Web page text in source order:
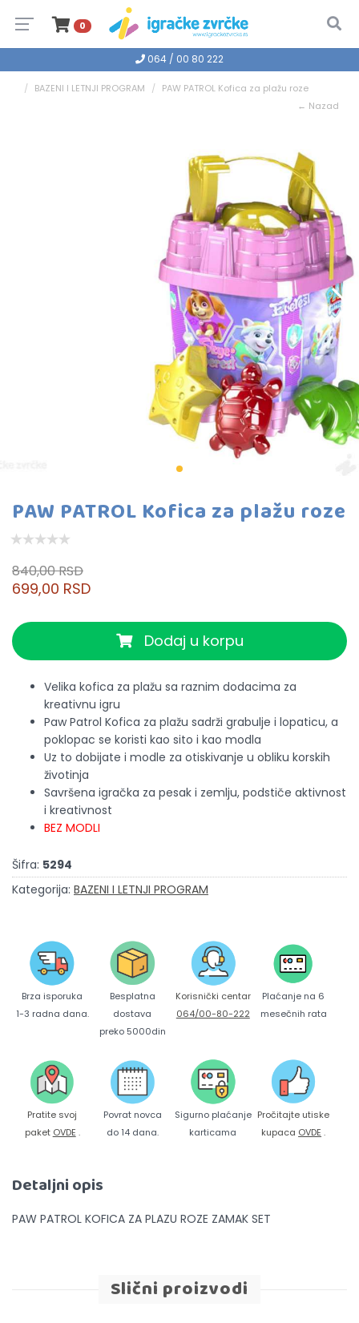
0
064 / 00 80 222
BAZENI I LETNJI PROGRAM
PAW PATROL Kofica za plažu roze
← Nazad
PAW PATROL Kofica za plažu roze
840,00 RSD
699,00 RSD
Dodaj u korpu
Velika kofica za plažu sa raznim dodacima za
kreativnu igru
Paw Patrol Kofica za plažu sadrži grabulje i lopaticu, a
poklopac se koristi kao sito i kao modla
Uz to dobijate i modle za otiskivanje u obliku korskih
životinja
Savršena igračka za pesak i zemlju, podstiče aktivnost
i kreativnost
BEZ MODLI
Šifra: 5294
Kategorija: BAZENI I LETNJI PROGRAM
Brza isporuka
1-3 radna dana.
Besplatna
dostava
preko 5000din
Korisnički centar
064/00-80-222
Plaćanje na 6
mesečnih rata
Pratite svoj
paket OVDE .
Povrat novca
do 14 dana.
Sigurno plaćanje
karticama
Pročitajte utiske
kupaca OVDE .
Detaljni opis
PAW PATROL KOFICA ZA PLAZU ROZE ZAMAK SET
Slični proizvodi